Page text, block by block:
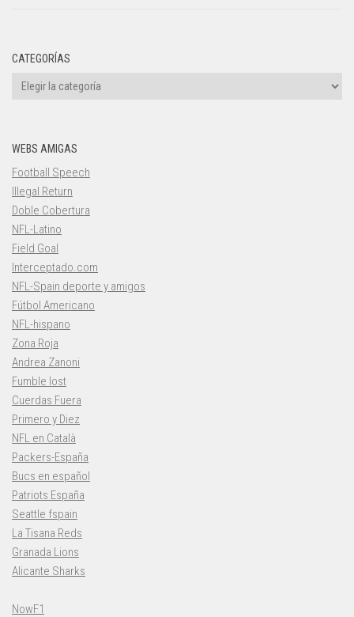
CATEGORÍAS
Categorías
WEBS AMIGAS
Football Speech
Illegal Return
Doble Cobertura
NFL-Latino
Field Goal
Interceptado.com
NFL-Spain deporte y amigos
Fútbol Americano
NFL-hispano
Zona Roja
Andrea Zanoni
Fumble lost
Cuerdas Fuera
Primero y Diez
NFL en Català
Packers-España
Bucs en español
Patriots España
Seattle fspain
La Tisana Reds
Granada Lions
Alicante Sharks
NowF1